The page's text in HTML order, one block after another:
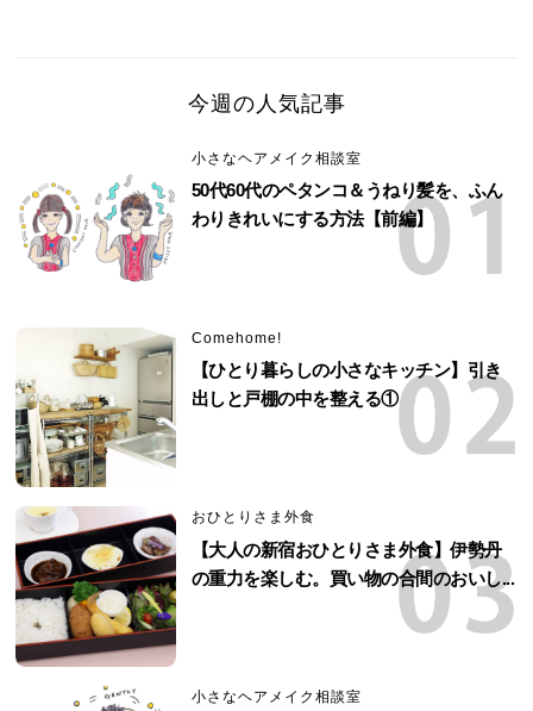
今週の人気記事
小さなヘアメイク相談室
50代60代のペタンコ＆うねり髪を、ふん
わりきれいにする方法【前編】
Comehome!
【ひとり暮らしの小さなキッチン】引き
出しと戸棚の中を整える①
おひとりさま外食
【大人の新宿おひとりさま外食】伊勢丹
の重力を楽しむ。買い物の合間のおいし...
小さなヘアメイク相談室